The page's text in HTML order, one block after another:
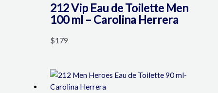
212 Vip Eau de Toilette Men
100 ml – Carolina Herrera
$179